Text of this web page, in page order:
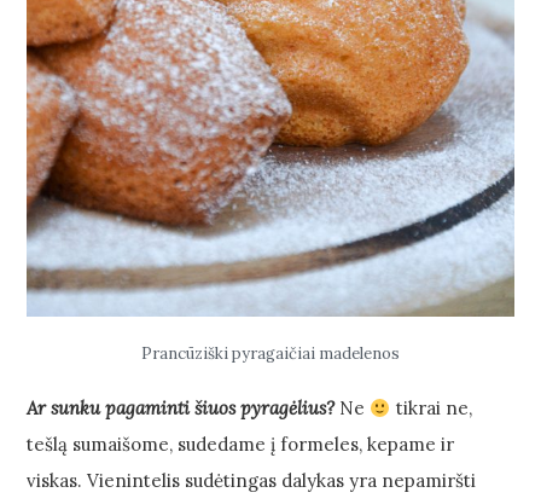
Prancūziški pyragaičiai madelenos
Ar sunku pagaminti šiuos pyragėlius? Ne
tikrai ne,
tešlą sumaišome, sudedame į formeles, kepame ir
viskas. Vienintelis sudėtingas dalykas yra nepamiršti